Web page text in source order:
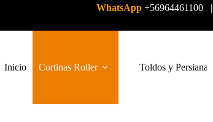
WhatsApp +56964461100 |
Inicio Cortinas Roller Toldos y Persianas